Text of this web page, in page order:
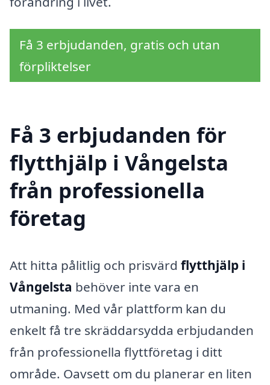
Få 3 erbjudanden, gratis och utan
förpliktelser
Få 3 erbjudanden för
flytthjälp i Vångelsta
från professionella
företag
Att hitta pålitlig och prisvärd flytthjälp i
Vångelsta behöver inte vara en
utmaning. Med vår plattform kan du
enkelt få tre skräddarsydda erbjudanden
från professionella flyttföretag i ditt
område. Oavsett om du planerar en liten